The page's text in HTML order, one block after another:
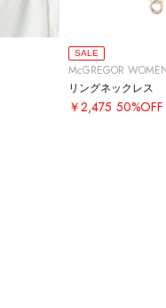
SALE
McGREGOR
リングネックレス
￥2,475 50%OFF